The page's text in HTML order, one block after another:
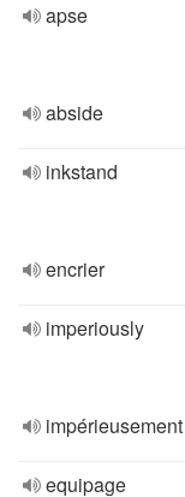
apse
abside
inkstand
encrier
imperiously
impérieusement
equipage